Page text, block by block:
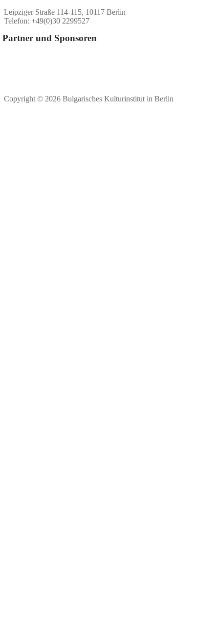
Leipziger Straße 114-115, 10117 Berlin
Telefon: +49(0)30 2299527
Partner und Sponsoren
Copyright © 2026 Bulgarisches Kulturinstitut in Berlin